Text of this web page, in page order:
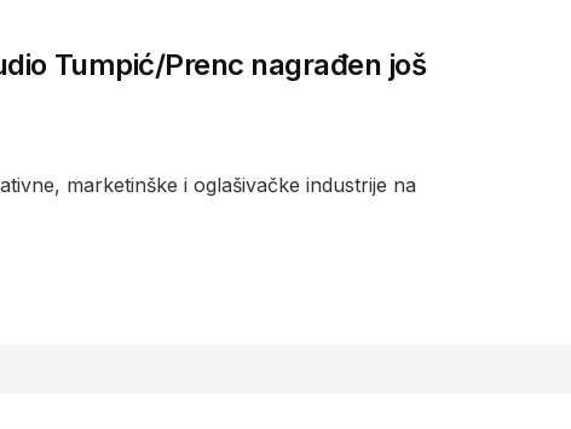
Tumpić/Prenc nagrađen još
marketinške i oglašivačke industrije na